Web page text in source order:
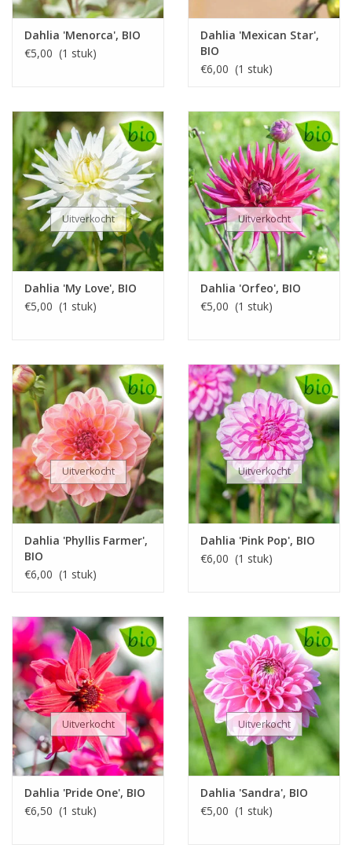
Dahlia 'Menorca', BIO
€5,00 (1 stuk)
Dahlia 'Mexican Star',
BIO
€6,00 (1 stuk)
Uitverkocht
Dahlia 'My Love', BIO
€5,00 (1 stuk)
Uitverkocht
Dahlia 'Orfeo', BIO
€5,00 (1 stuk)
Uitverkocht
Dahlia 'Phyllis Farmer',
BIO
€6,00 (1 stuk)
Uitverkocht
Dahlia 'Pink Pop', BIO
€6,00 (1 stuk)
Uitverkocht
Dahlia 'Pride One', BIO
€6,50 (1 stuk)
Uitverkocht
Dahlia 'Sandra', BIO
€5,00 (1 stuk)